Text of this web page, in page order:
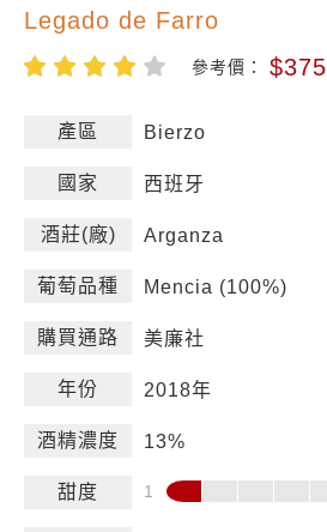
Legado de Farro
參考價： $375
產區 Bierzo
國家 西班牙
酒莊(廠) Arganza
葡萄品種 Mencia (100%)
購買通路 美廉社
年份 2018年
酒精濃度 13%
甜度